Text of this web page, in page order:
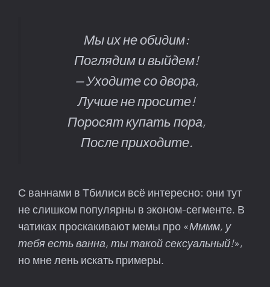
Мы их не обидим:
Поглядим и выйдем!
— Уходите со двора,
Лучше не просите!
Поросят купать пора,
После приходите.
С ваннами в Тбилиси всё интересно: они тут
не слишком популярны в эконом-сегменте. В
чатиках проскакивают мемы про «Мммм, у
тебя есть ванна, ты такой сексуальный!»,
но мне лень искать примеры.